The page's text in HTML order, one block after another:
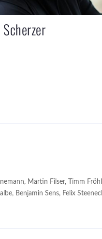
Martin Filser, Timm
Benjamin Sens, Felix